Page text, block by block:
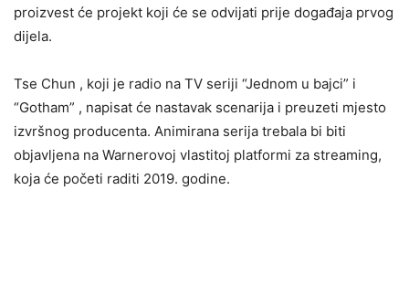
proizvest će projekt koji će se odvijati prije događaja prvog
dijela.
Tse Chun , koji je radio na TV seriji “Jednom u bajci” i
“Gotham” , napisat će nastavak scenarija i preuzeti mjesto
izvršnog producenta. Animirana serija trebala bi biti
objavljena na Warnerovoj vlastitoj platformi za streaming,
koja će početi raditi 2019. godine.